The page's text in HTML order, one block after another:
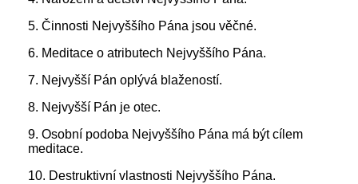
5. Činnosti Nejvyššího Pána jsou věčné.
6. Meditace o atributech Nejvyššího Pána.
7. Nejvyšší Pán oplývá blažeností.
8. Nejvyšší Pán je otec.
9. Osobní podoba Nejvyššího Pána má být cílem
meditace.
10. Destruktivní vlastnosti Nejvyššího Pána.